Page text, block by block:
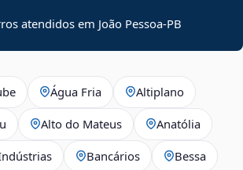
atendidos em João Pessoa-PB
Água Fria Altiplano
Alto do Mateus Anatólia
Bancários Bessa